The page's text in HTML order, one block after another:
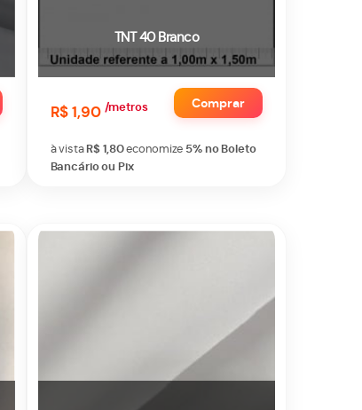
TNT 40 Branco
R$ 1,90 /metros Comprar
à vistaR$ 1,80economize 5%no Boleto
Bancário ou Pix